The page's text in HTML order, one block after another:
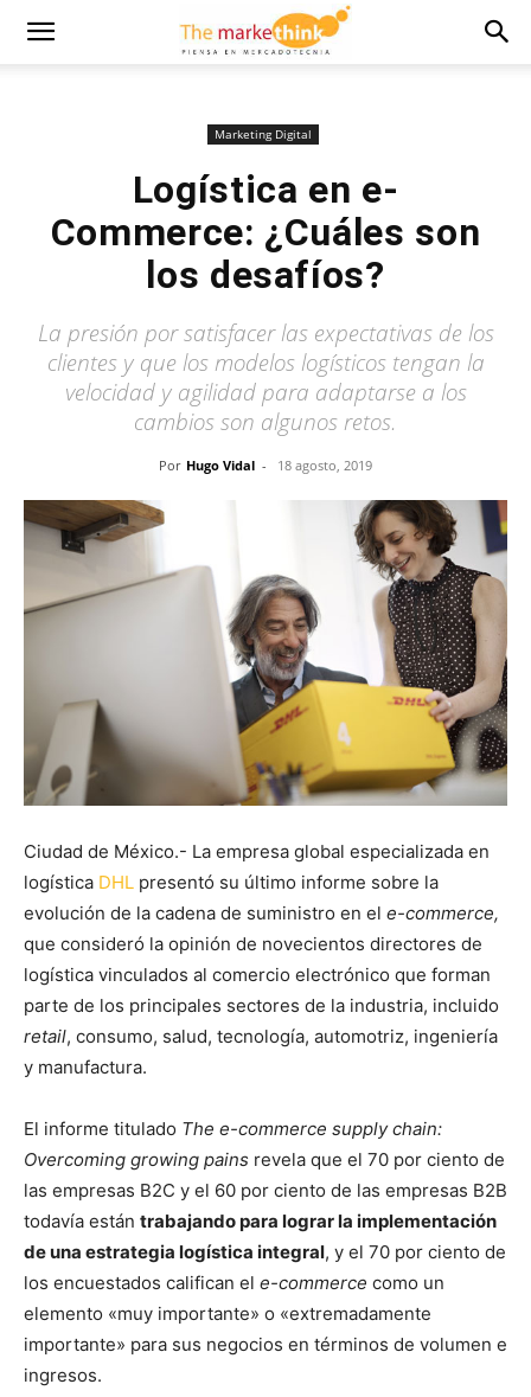
Marketing Digital
Logística en e-
Commerce: ¿Cuáles son
los desafíos?
La presión por satisfacer las expectativas de los
clientes y que los modelos logísticos tengan la
velocidad y agilidad para adaptarse a los
cambios son algunos retos.
Por Hugo Vidal - 18 agosto, 2019
Ciudad de México.- La empresa global especializada en
logística DHL presentó su último informe sobre la
evolución de la cadena de suministro en el e-commerce,
que consideró la opinión de novecientos directores de
logística vinculados al comercio electrónico que forman
parte de los principales sectores de la industria, incluido
retail, consumo, salud, tecnología, automotriz, ingeniería
y manufactura.
El informe titulado The e-commerce supply chain:
Overcoming growing pains revela que el 70 por ciento de
las empresas B2C y el 60 por ciento de las empresas B2B
todavía están trabajando para lograr la implementación
de una estrategia logística integral, y el 70 por ciento de
los encuestados califican el e-commerce como un
elemento «muy importante» o «extremadamente
importante» para sus negocios en términos de volumen e
ingresos.